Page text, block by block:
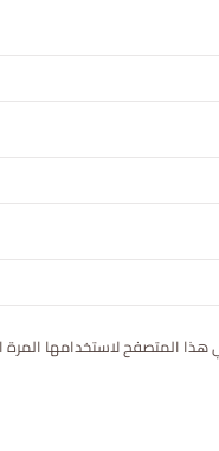
هذا المتصفح لاستخدامها المرة